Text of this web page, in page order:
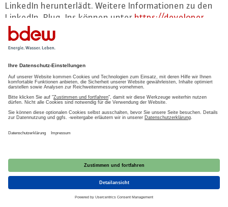
LinkedIn her­un­ter­lädt. Weitere In­for­ma­tio­nen zu den
Lin­ke­dIn-Plug-Ins können unter https://​developer.​
linkedin.​com/​plugins
dieses tech­ni­schen Ver­fah­rens erhält LinkedIn
Kenntnis darüber, welche konkrete Un­ter­sei­te unserer
In­ter­net­sei­te durch die be­trof­fe­ne Person besucht
wird. Sofern die be­trof­fe­ne Person gleich­zei­tig bei
LinkedIn ein­ge­loggt ist, erkennt LinkedIn mit jedem
Aufruf unserer In­ter­net­sei­te durch die be­trof­fe­ne
Person und während der gesamten Dauer des je­wei­li­
gen Auf­ent­hal­tes auf unserer In­ter­net­sei­te, welche
konkrete Un­ter­sei­te unserer In­ter­net­sei­te die be­trof­
durch die Lin­ke­dIn-Kom­po­nen­te gesammelt und durch
LinkedIn dem je­wei­li­gen Lin­ke­dIn-Ac­count der be­trof­
fe­nen Person zu­ge­ord­net. Betätigt die be­trof­fe­ne